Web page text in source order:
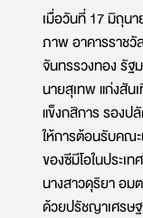
เมื่อวันที่ 17 มิถุน
ภาพ อาคารราชวั
จันทรรวงทอง รัฐ
นายสุเทพ แก่งสัน
แข็งกสิการ รองป
ให้การต้อนรับคณ
ของซีมีโอในประเ
นางสาวดุริยา อ
ด้วยปรัชญาเศรษ